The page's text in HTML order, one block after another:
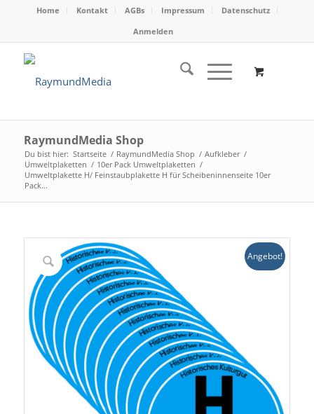
Home Kontakt AGBs Impressum
Datenschutz
Anmelden
RaymundMedia Shop
Du bist hier: Startseite / RaymundMedia Shop / Aufkleber /
Umweltplaketten / 10er Pack Umweltplaketten /
Umweltplakette H/ Feinstaubplakette H für Scheibeninnenseite 10er
Pack...
Angebot!